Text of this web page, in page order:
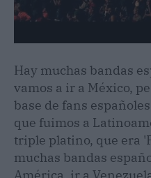
Hay muchas bandas
vamos a ir a México,
base de fans
que fuimos a
triple platino, que era
muchas bandas
América, ir a